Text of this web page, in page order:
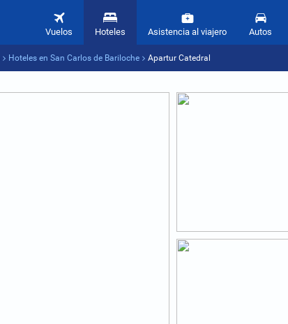
Vuelos Hoteles Asistencia al viajero Autos
Hoteles en San Carlos de Bariloche Apartur Catedral